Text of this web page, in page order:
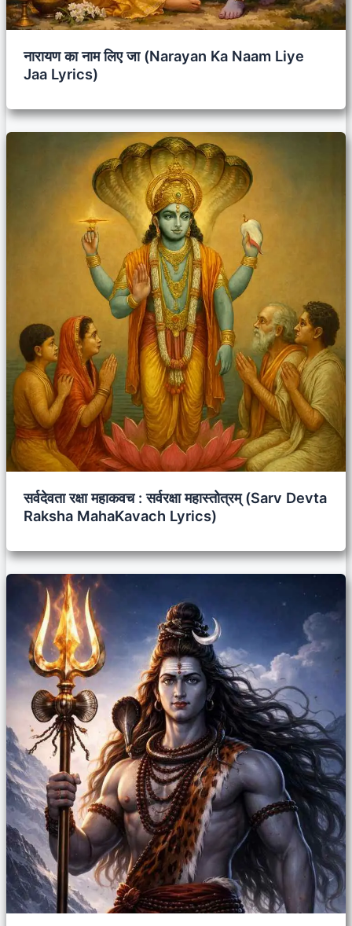
नारायण का नाम लिए जा (Narayan Ka Naam Liye
Jaa Lyrics)
सर्वदेवता रक्षा महाकवच : सर्वरक्षा महास्तोत्रम् (Sarv Devta
Raksha MahaKavach Lyrics)